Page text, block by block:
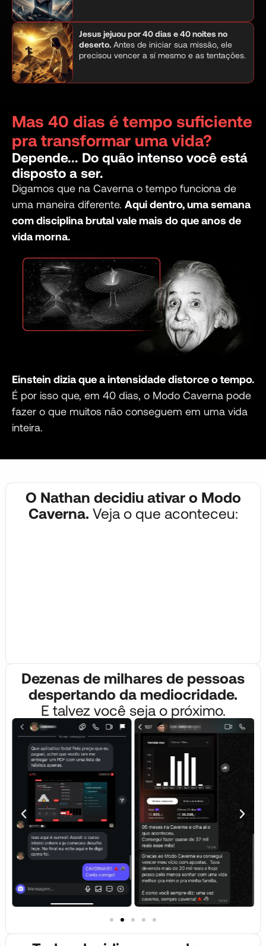
Jesus jejuou por 40 dias e 40 noites no
deserto.Antes de iniciar sua missão, ele
precisou vencer a sí mesmo e as tentações.
Mas 40 dias é tempo suficiente
pra transformar uma vida?
Depende... Do quão intenso você está
disposto a ser.
Digamos que na Caverna o tempo funciona de
uma maneira diferente. Aqui dentro, uma semana
com disciplina brutal vale mais do que anos de
vida morna.
Einstein dizia que a intensidade distorce o tempo.
É por isso que, em 40 dias, o Modo Caverna pode
fazer o que muitos não conseguem em uma vida
inteira.
O Nathan decidiu ativar o Modo
Caverna. Veja o que aconteceu:
Dezenas de milhares de pessoas
despertando da mediocridade.
E talvez você seja o próximo.